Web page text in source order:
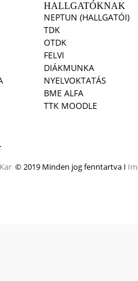
© 2019 Minden jog fenntartva I
HALLGATÓKNAK
NEPTUN (HALLGATÓI)
TDK
OTDK
FELVI
DIÁKMUNKA
NYELVOKTATÁS
BME ALFA
TTK MOODLE